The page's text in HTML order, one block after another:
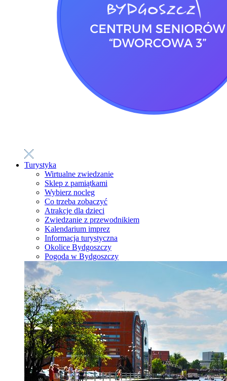
Turystyka
Wirtualne zwiedzanie
Sklep z pamiątkami
Wybierz nocleg
Co trzeba zobaczyć
Atrakcje dla dzieci
Zwiedzanie z przewodnikiem
Kalendarium imprez
Informacja turystyczna
Okolice Bydgoszczy
Pogoda w Bydgoszczy